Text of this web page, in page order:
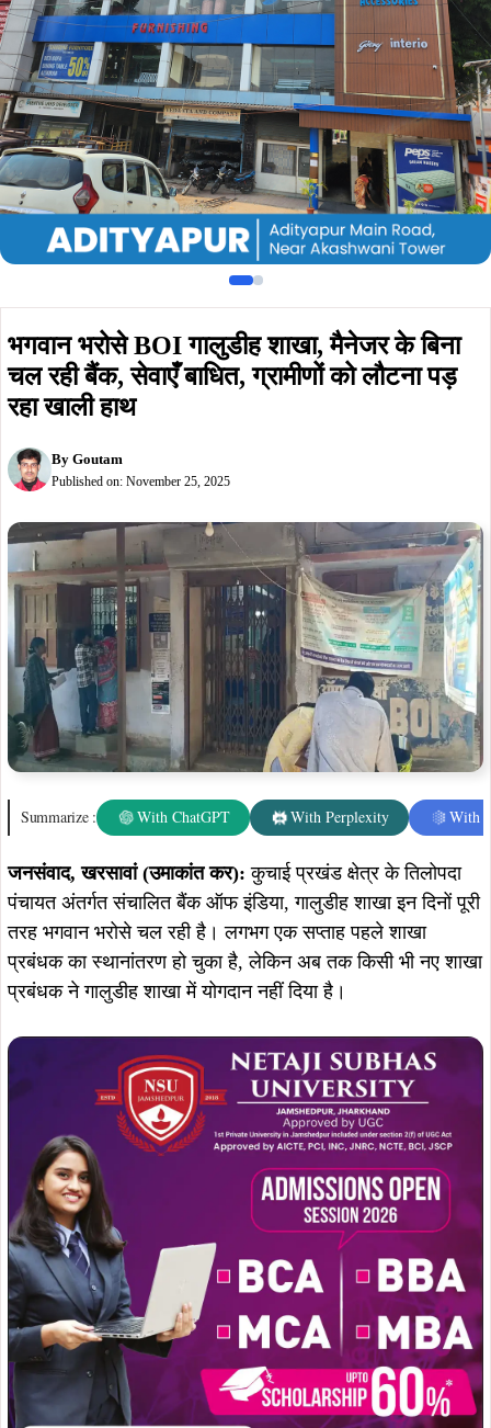
चल रही बैंक, सेवाएँ बाधित, ग्रामीणों को लौटना पड़
रहा खाली हाथ
ByGoutam
Published on: November 25, 2025
Summarize :
पंचायत अंतर्गत संचालित बैंक ऑफ इंडिया, गालुडीह शाखा इन दिनों पूरी
तरह भगवान भरोसे चल रही है। लगभग एक सप्ताह पहले शाखा
प्रबंधक का स्थानांतरण हो चुका है, लेकिन अब तक किसी भी नए शाखा
प्रबंधक ने गालुडीह शाखा में योगदान नहीं दिया है।